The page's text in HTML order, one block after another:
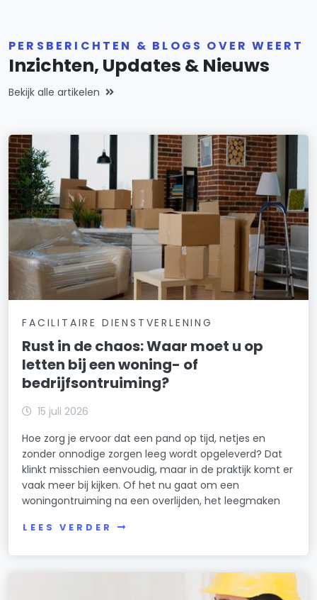
PERSBERICHTEN & BLOGS OVER WEERT
Inzichten, Updates & Nieuws
Bekijk alle artikelen
FACILITAIRE DIENSTVERLENING
Rust in de chaos: Waar moet u op
letten bij een woning- of
bedrijfsontruiming?
15 juli 2026
Hoe zorg je ervoor dat een pand op tijd, netjes en
zonder onnodige zorgen leeg wordt opgeleverd? Dat
klinkt misschien eenvoudig, maar in de praktijk komt er
vaak meer bij kijken. Of het nu gaat om een
woningontruiming na een overlijden, het leegmaken
LEES VERDER